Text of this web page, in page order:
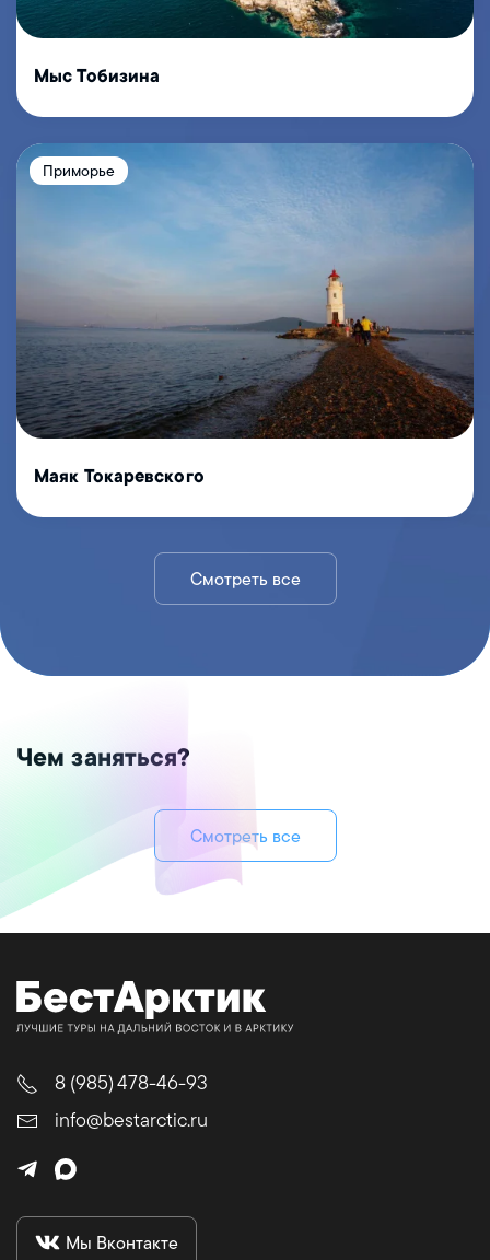
Мыс Тобизина
Маяк Токаревского
Приморье
Смотреть все
Чем заняться?
Смотреть все
8 (985) 478-46-93
info@bestarctic.ru
Мы Вконтакте